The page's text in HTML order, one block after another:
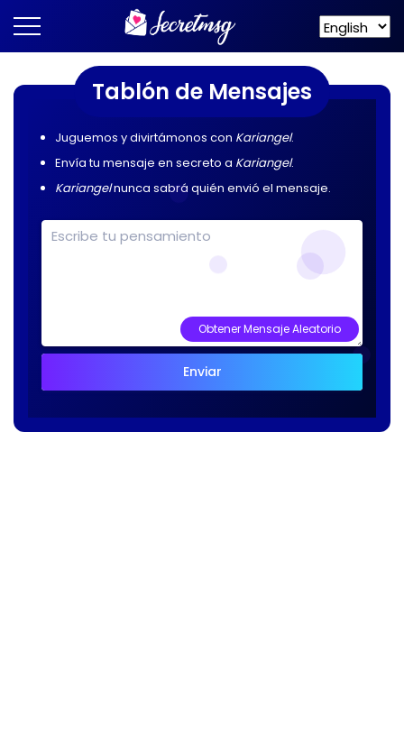
Tablón de Mensajes
Juguemos y divirtámonos con Kariangel.
Envía tu mensaje en secreto a Kariangel.
Kariangelnunca sabrá quién envió el mensaje.
Obtener Mensaje Aleatorio
Enviar